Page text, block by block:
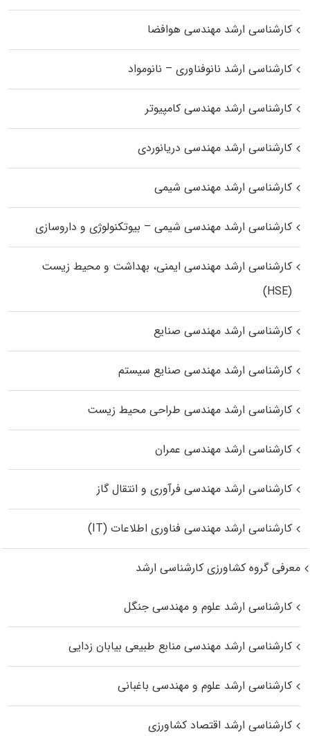
کارشناسی ارشد مهندسی هوافضا
کارشناسی ارشد نانوفناوری – نانومواد
کارشناسی ارشد مهندسی کامپیوتر
کارشناسی ارشد مهندسی دریانوردی
کارشناسی ارشد مهندسی شیمی
کارشناسی ارشد مهندسی شیمی – بیوتکنولوژی و داروسازی
کارشناسی ارشد مهندسی ایمنی، بهداشت و محیط زیست
(HSE)
کارشناسی ارشد مهندسی صنایع
کارشناسی ارشد مهندسی صنایع سیستم
کارشناسی ارشد مهندسی طراحی محیط زیست
کارشناسی ارشد مهندسی عمران
کارشناسی ارشد مهندسی فرآوری و انتقال گاز
کارشناسی ارشد مهندسی فناوری اطلاعات (IT)
معرفی گروه کشاورزی کارشناسی ارشد
کارشناسی ارشد علوم و مهندسی جنگل
کارشناسی ارشد مهندسی منابع طبیعی بیابان زدایی
کارشناسی ارشد علوم و مهندسی باغبانی
کارشناسی ارشد اقتصاد کشاورزی